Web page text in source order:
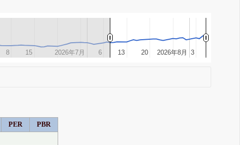
2026年7月
2026年7月 2026年8月
2026年8月
8
8 15
15 6
6 13
13 20
20 3
3
PER
PBR